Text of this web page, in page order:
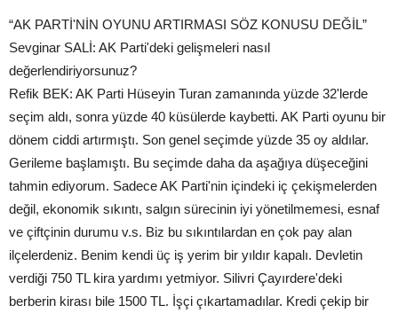
“AK PARTİ'NİN OYUNU ARTIRMASI SÖZ KONUSU DEĞİL”
Sevginar SALİ: AK Parti'deki gelişmeleri nasıl
değerlendiriyorsunuz?
Refik BEK: AK Parti Hüseyin Turan zamanında yüzde 32'lerde
seçim aldı, sonra yüzde 40 küsülerde kaybetti. AK Parti oyunu bir
dönem ciddi artırmıştı. Son genel seçimde yüzde 35 oy aldılar.
Gerileme başlamıştı. Bu seçimde daha da aşağıya düşeceğini
tahmin ediyorum. Sadece AK Parti'nin içindeki iç çekişmelerden
değil, ekonomik sıkıntı, salgın sürecinin iyi yönetilmemesi, esnaf
ve çiftçinin durumu v.s. Biz bu sıkıntılardan en çok pay alan
ilçelerdeniz. Benim kendi üç iş yerim bir yıldır kapalı. Devletin
verdiği 750 TL kira yardımı yetmiyor. Silivri Çayırdere'deki
berberin kirası bile 1500 TL. İşçi çıkartamadılar. Kredi çekip bir